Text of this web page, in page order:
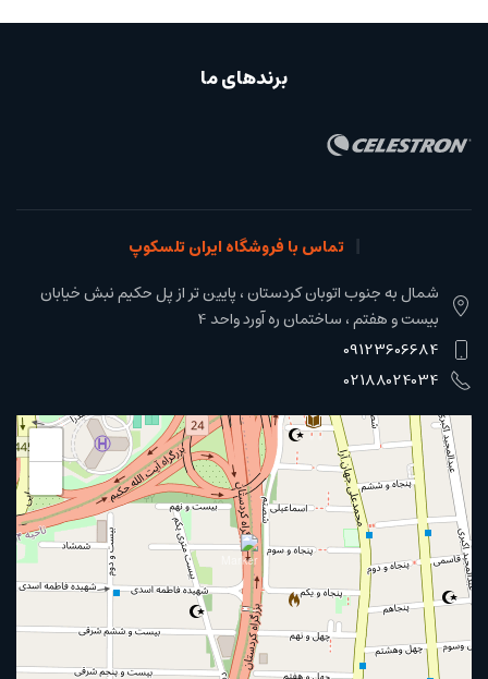
برندهای ما
تماس با فروشگاه ایران تلسکوپ
شمال به جنوب اتوبان کردستان ، پایین تر از پل حکیم نبش خیابان
بیست و هفتم ، ساختمان ره آورد واحد 4
09123606684
02188024034